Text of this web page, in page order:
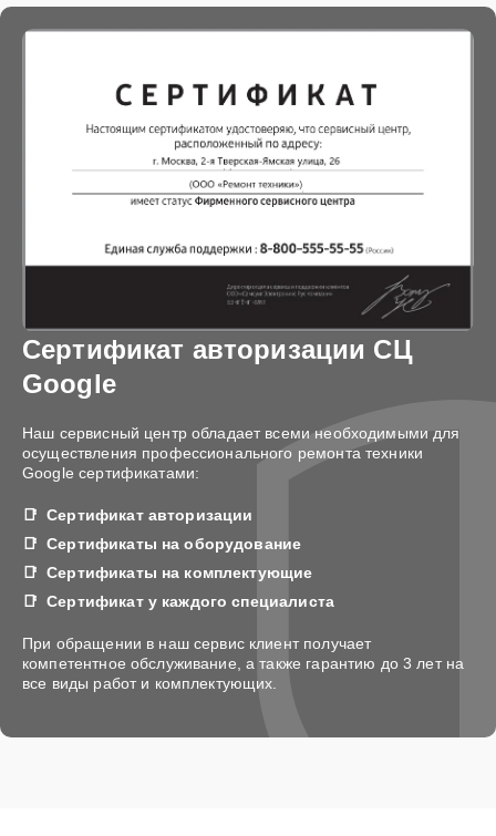
Сертификат авторизации СЦ
Google
Наш сервисный центр обладает всеми необходимыми для
осуществления профессионального ремонта техники
Google сертификатами:
Сертификат авторизации
Сертификаты на оборудование
Сертификаты на комплектующие
Сертификат у каждого специалиста
При обращении в наш сервис клиент получает
компетентное обслуживание, а также гарантию до 3 лет на
все виды работ и комплектующих.